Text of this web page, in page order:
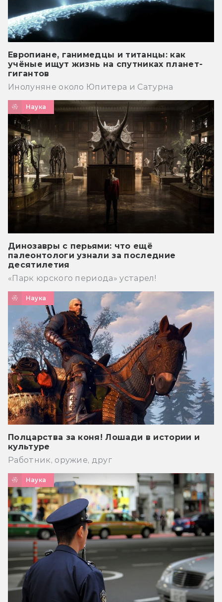
Европиане, ганимедцы и титанцы: как
учёные ищут жизнь на спутниках планет-
гигантов
Инолуняне около Юпитера и Сатурна
Наука
Динозавры с перьями: что ещё
палеонтологи узнали за последние
десятилетия
«Парк юрского периода» устарел!
Наука
Полцарства за коня! Лошади в истории и
культуре
Работник, оружие, друг
Наука